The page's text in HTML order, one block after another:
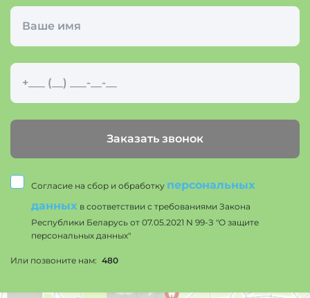
Заказать звонок
Или позвоните нам: 480
Согласие на сбор и обработку персональных
данных в соответствии с требованиями Закона
Республики Беларусь от 07.05.2021 N 99-З "О защите
персональных данных"